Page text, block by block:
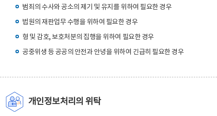
범죄의 수사와 공소의 제기 및 유지를 위하여 필요한 경우
법원의 재판업무 수행을 위하여 필요한 경우
형 및 감호, 보호처분의 집행을 위하여 필요한 경우
공중위생 등 공공의 안전과 안녕을 위하여 긴급히 필요한 경우
개인정보처리의 위탁